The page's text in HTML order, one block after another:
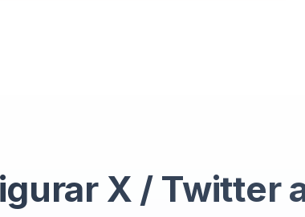
X / Twitter